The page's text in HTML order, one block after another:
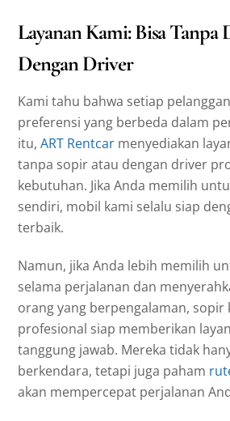
Layanan Kami: Bisa Tanpa
Dengan Driver
Kami tahu bahwa setiap
preferensi yang berbeda dalam
itu,ART Rentcar menyediakan
tanpa sopir atau dengan driver
kebutuhan. Jika Anda memilih
sendiri, mobil kami selalu siap
terbaik.
Namun, jika Anda lebih memilih
selama perjalanan dan
orang yang berpengalaman, sopir
profesional siap memberikan
tanggung jawab. Mereka tidak
berkendara, tetapi juga paham
akan mempercepat perjalanan